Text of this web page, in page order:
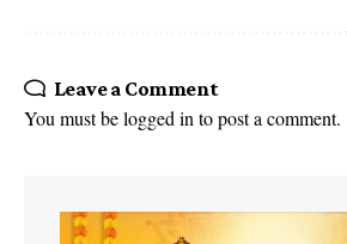
Leave a Comment
You must belogged in to post a comment.